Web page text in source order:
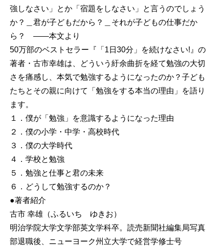
強しなさい」とか「宿題をしなさい」と言うのでしょう
か？＿君が子どもだから？＿それが子どもの仕事だか
ら？ ――本文より
50万部のベストセラー『「1日30分」を続けなさい!』の
著者・古市幸雄は、どういう紆余曲折を経て勉強の大切
さを痛感し、本気で勉強するようになったのか？子ども
たちとその親に向けて「勉強をする本当の理由」を語り
ます。
１．僕が「勉強」を意識するようになった理由
２．僕の小学・中学・高校時代
３．僕の大学時代
４．学校と勉強
５．勉強と仕事と君の未来
６．どうして勉強するのか？
●著者紹介
古市 幸雄（ふるいち ゆきお）
明治学院大学文学部英文学科卒。読売新聞社編集局写真
部退職後、ニューヨーク州立大学で経営学修士号